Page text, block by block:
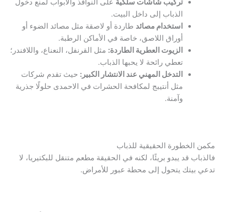
تركيب شاشات سلكية على النوافذ والأبواب لمنع دخول
الذباب إلى داخل البيت.
استخدام مصائد طاردة أو لاصقة مثل مصائد الضوء أو
أوراق اللاصق، خاصة في الأماكن الرطبة.
الزيوت العطرية الطاردة: مثل القرنفل، النعناع، واللافندر؛
تعطي رائحة لا يحبها الذباب.
التدخل المهني عند الانتشار الكبير: حيث تقدم شركات
مثل أنتيبج لمكافحة الحشرات في الاحمدى حلولًا جذرية
وآمنة.
مكمن الخطورة الحقيقية للذباب
فالذباب قد يبدو بريئًا، لكنه في الحقيقة مطعم متنقل للبكتيريا، لا
تدعي بيتك يتحول إلى محطة عبور للأمراض.